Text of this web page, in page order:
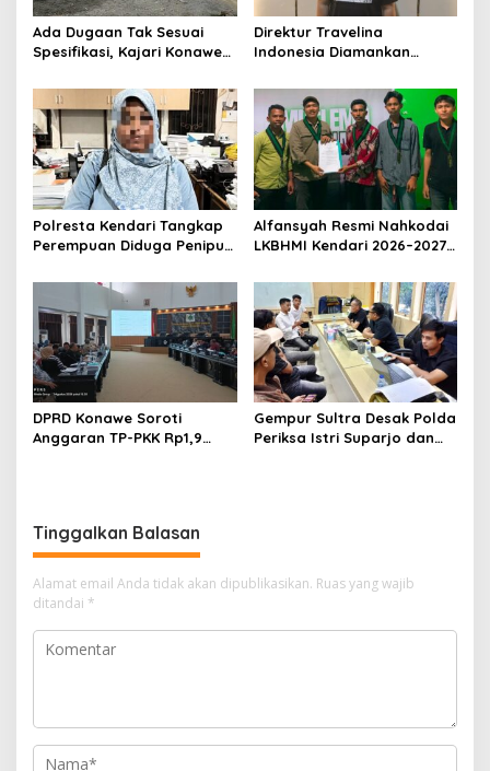
Ada Dugaan Tak Sesuai
Spesifikasi, Kajari Konawe
Rupbasan Rp1,9 Miliar
Dihentikan
Direktur Travelina
Indonesia Diamankan
Penelantaran Jemaah
Umrah Masuk Babak Baru
Polresta Kendari Tangkap
Perempuan Diduga Penipu
Rp588,1 Juta
Alfansyah Resmi Nahkodai
LKBHMI Kendari 2026–2027,
Hukum
DPRD Konawe Soroti
Anggaran TP-PKK Rp1,9
Gempur Sultra Desak Polda
Periksa Istri Suparjo dan
Tinggalkan Balasan
Alamat email Anda tidak akan dipublikasikan. Ruas yang wajib
ditandai *